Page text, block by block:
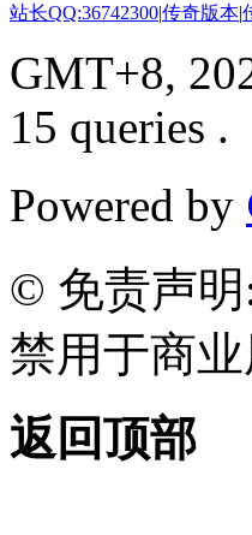
站长QQ:36742300|传奇版本|
GMT+8,
15 queries .
Powered by
© 免责声
禁用于商
返回顶部